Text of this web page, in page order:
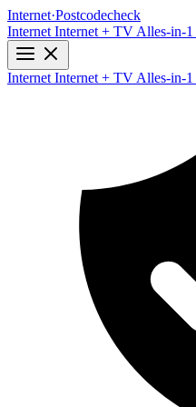
Internet·Postcodecheck
Internet Internet + TV Alles-in-1
Internet Internet + TV Alles-in-1